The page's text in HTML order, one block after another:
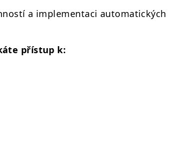
a implementaci automatických
přístup k: